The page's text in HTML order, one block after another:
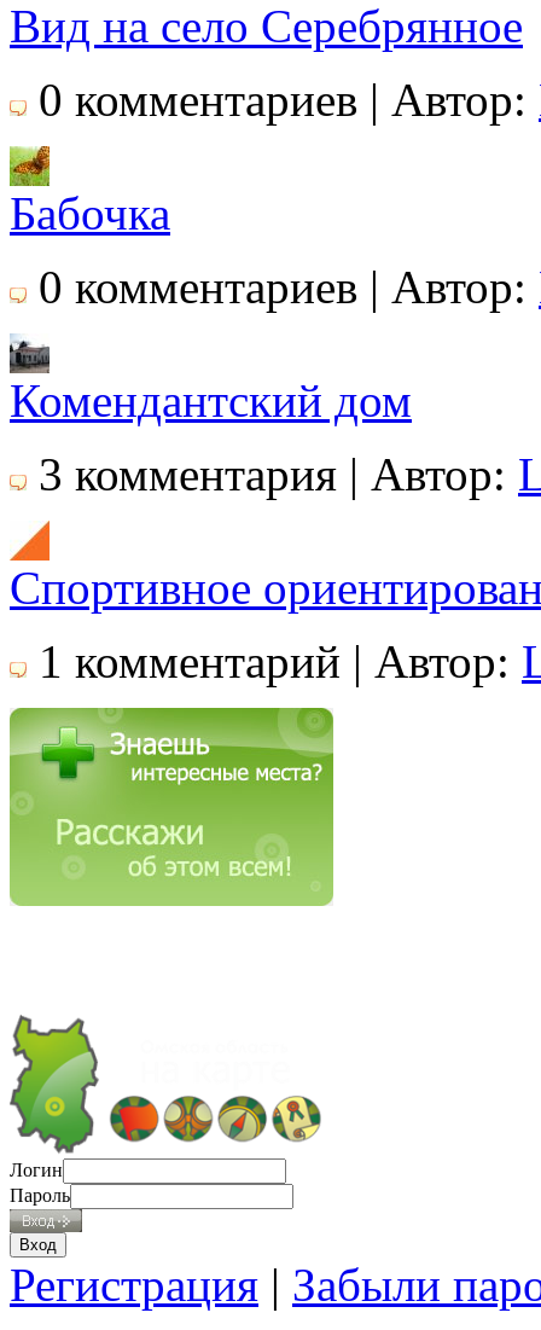
Вид на село Серебрянное
0 комментариев | Автор:
Бабочка
0 комментариев | Автор:
Комендантский дом
3 комментария | Автор:
Спортивное
1 комментарий | Автор:
Логин
Пароль
Регистрация | Забыли